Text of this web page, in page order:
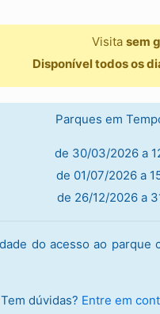
Visita sem
Disponível todos os
Parques em
de 30/03/2026 a
de 01/07/2026 a
de 26/12/2026 a
do acesso ao
Tem dúvidas? Entre em